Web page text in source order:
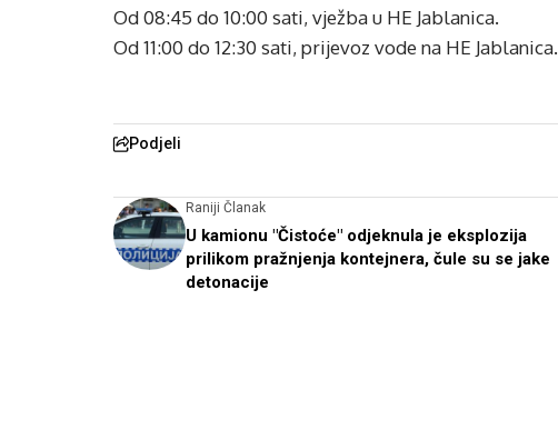
Od 08:45 do 10:00 sati, vježba u HE Jablanica.
Od 11:00 do 12:30 sati, prijevoz vode na HE Jablanica.
Podjeli
Raniji Članak
U kamionu "Čistoće" odjeknula je eksplozija
prilikom pražnjenja kontejnera, čule su se jake
detonacije